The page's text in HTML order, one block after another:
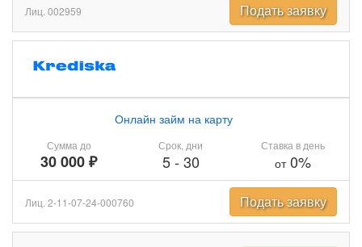
Лиц. 002959 Подать заявку
Сумма до
30 000 ₽
Онлайн займ на карту
Срок, дни
5- 30
Ставка в день
от0%
Лиц. 2-11-07-24-000760 Подать заявку